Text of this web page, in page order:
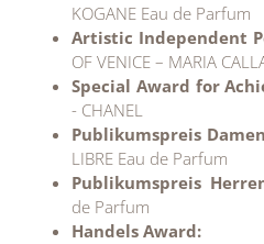
KOGANE Eau de Parfum
Artistic Independent
OF VENICE – MARIA
Special Award for
- CHANEL
Publikumspreis
LIBRE Eau de Parfum
Publikumspreis
de Parfum
Handels Award: